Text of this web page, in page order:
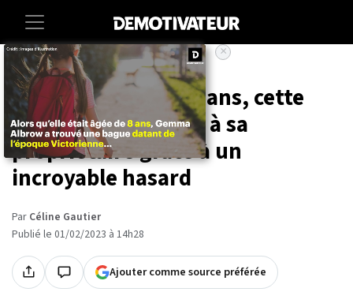
Accueil Societe
Disparue depuis 34 ans, cette
bague a été rendue à sa
propriétaire grâce à un
incroyable hasard
Par Céline Gautier
Publié le 01/02/2023 à 14h28
Ajouter comme source préférée
×